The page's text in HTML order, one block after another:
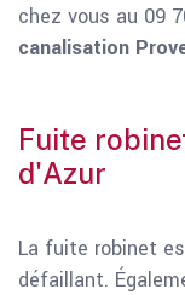
chez vous au 09
canalisation
Fuite
d'Azur
La fuite robinet
défaillant.